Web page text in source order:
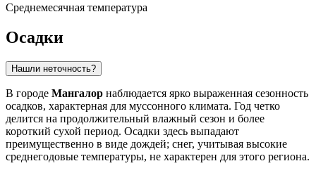
Среднемесячная температура
Осадки
Нашли неточность?
В городе Мангалор наблюдается ярко выраженная сезонность
осадков, характерная для муссонного климата. Год четко
делится на продолжительный влажный сезон и более
короткий сухой период. Осадки здесь выпадают
преимущественно в виде дождей; снег, учитывая высокие
среднегодовые температуры, не характерен для этого региона.